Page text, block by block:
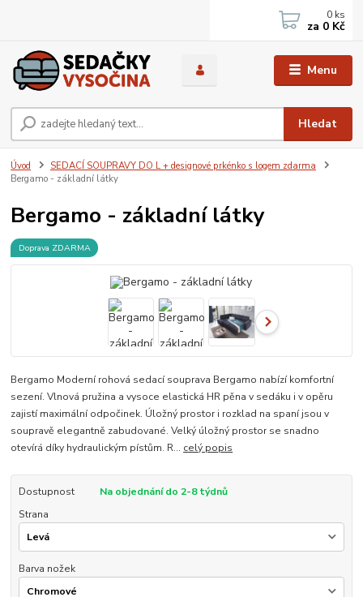
Menu
Hledat
0 ks
za 0 Kč
Úvod
SEDACÍ SOUPRAVY DO L + designové prkénko s logem zdarma
Bergamo - základní látky
Bergamo - základní látky
Doprava ZDARMA
Bergamo Moderní rohová sedací souprava Bergamo nabízí komfortní
sezení. Vlnová pružina a vysoce elastická HR pěna v sedáku i v opěru
zajistí maximální odpočinek. Úložný prostor i rozklad na spaní jsou v
soupravě elegantně zabudované. Velký úložný prostor se snadno
otevírá díky hydraulickým pístům. R... celý popis
Dostupnost
Na objednání do 2-8 týdnů
Strana
Barva nožek